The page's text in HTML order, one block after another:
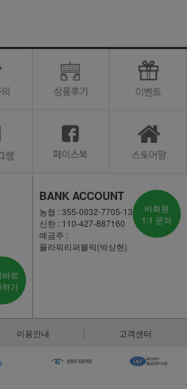
로
기
BANK ACCOUNT
농협 : 355-0032-7705-13
신한 : 110-427-887160
예금주 :
플라워리퍼블릭(박상현)
비회원
1:1 문의
이용안내 고객센터